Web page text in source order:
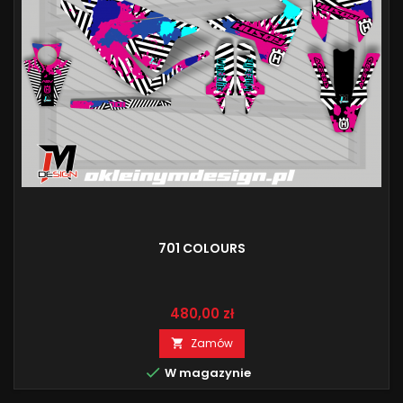
701 COLOURS
Cena
480,00 zł
 Zamów
 W magazynie